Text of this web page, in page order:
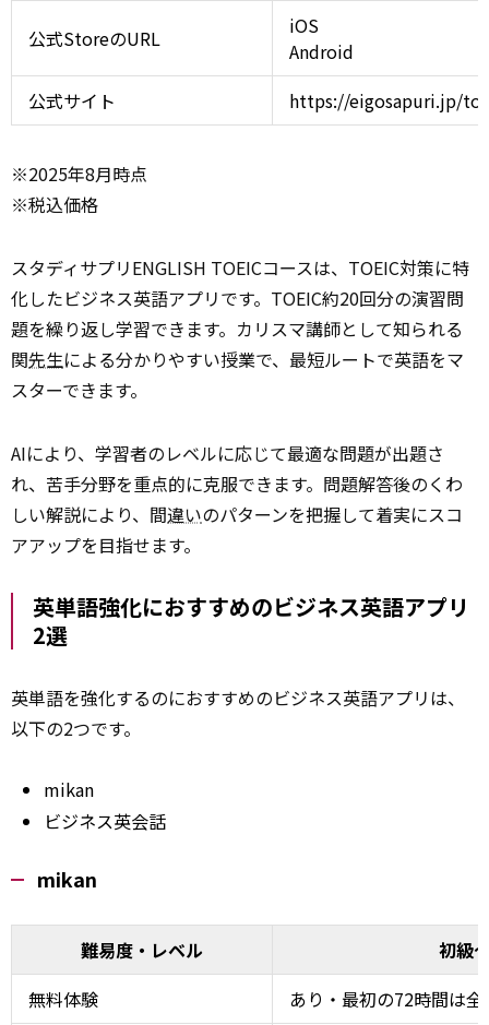
公式StoreのURL
iOS
Android
公式サイト
https://eigosapuri.jp/
※2025年8月時点
※税込価格
スタディサプリENGLISH TOEICコースは、TOEIC対策に特
化したビジネス英語アプリです。TOEIC約20回分の演習問
題を繰り返し学習できます。カリスマ講師として知られる
関先生による分かりやすい授業で、最短ルートで英語をマ
スターできます。
AIにより、学習者のレベルに応じて最適な問題が出題さ
れ、苦手分野を重点的に克服できます。問題解答後のくわ
しい解説により、間違いのパターンを把握して着実にスコ
アアップを目指せます。
英単語強化におすすめのビジネス英語アプリ
2選
英単語を強化するのにおすすめのビジネス英語アプリは、
以下の2つです。
mikan
ビジネス英会話
mikan
難易度・レベル
初級
無料体験
あり・最初の72時間は